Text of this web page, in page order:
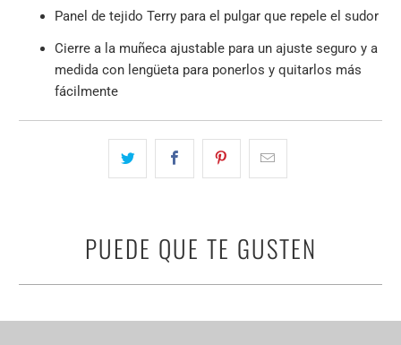
Panel de tejido Terry para el pulgar que repele el sudor
Cierre a la muñeca ajustable para un ajuste seguro y a
medida con lengüeta para ponerlos y quitarlos más
fácilmente
PUEDE QUE TE GUSTEN